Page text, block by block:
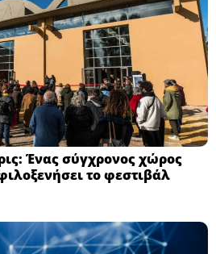
Ένας σύγχρονος χώρος
το φεστιβάλ